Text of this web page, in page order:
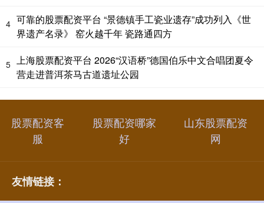
4 可靠的股票配资平台 “景德镇手工瓷业遗存”成功列入《世
界遗产名录》 窑火越千年 瓷路通四方
5
上海股票配资平台 2026“汉语桥”德国伯乐中文合唱团夏令
营走进普洱茶马古道遗址公园
股票配资客
服
股票配资哪家
好
山东股票配资
网
友情链接：